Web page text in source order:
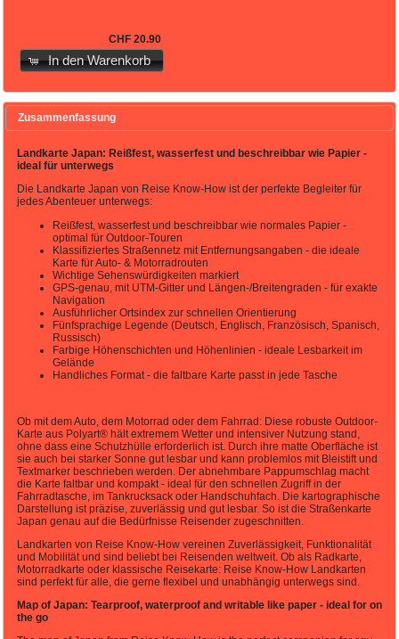
CHF 20.90
In den Warenkorb
Zusammenfassung
Landkarte Japan: Reißfest, wasserfest und beschreibbar wie Papier -
ideal für unterwegs
Die Landkarte Japan von Reise Know-How ist der perfekte Begleiter für
jedes Abenteuer unterwegs:
Reißfest, wasserfest und beschreibbar wie normales Papier -
optimal für Outdoor-Touren
Klassifiziertes Straßennetz mit Entfernungsangaben - die ideale
Karte für Auto- & Motorradrouten
Wichtige Sehenswürdigkeiten markiert
GPS-genau, mit UTM-Gitter und Längen-/Breitengraden - für exakte
Navigation
Ausführlicher Ortsindex zur schnellen Orientierung
Fünfsprachige Legende (Deutsch, Englisch, Französisch, Spanisch,
Russisch)
Farbige Höhenschichten und Höhenlinien - ideale Lesbarkeit im
Gelände
Handliches Format - die faltbare Karte passt in jede Tasche
Ob mit dem Auto, dem Motorrad oder dem Fahrrad: Diese robuste Outdoor-
Karte aus Polyart® hält extremem Wetter und intensiver Nutzung stand,
ohne dass eine Schutzhülle erforderlich ist. Durch ihre matte Oberfläche ist
sie auch bei starker Sonne gut lesbar und kann problemlos mit Bleistift und
Textmarker beschrieben werden. Der abnehmbare Pappumschlag macht
die Karte faltbar und kompakt - ideal für den schnellen Zugriff in der
Fahrradtasche, im Tankrucksack oder Handschuhfach. Die kartographische
Darstellung ist präzise, zuverlässig und gut lesbar. So ist die Straßenkarte
Japan genau auf die Bedürfnisse Reisender zugeschnitten.
Landkarten von Reise Know-How vereinen Zuverlässigkeit, Funktionalität
und Mobilität und sind beliebt bei Reisenden weltweit. Ob als Radkarte,
Motorradkarte oder klassische Reisekarte: Reise Know-How Landkarten
sind perfekt für alle, die gerne flexibel und unabhängig unterwegs sind.
Map of Japan: Tearproof, waterproof and writable like paper - ideal for on
the go